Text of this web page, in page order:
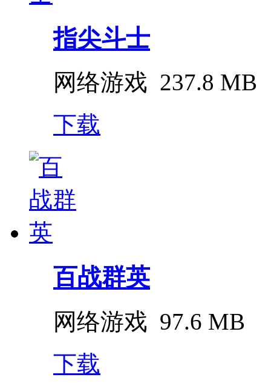
指尖斗士
网络游戏 237.8 MB
下载
百战群英
网络游戏 97.6 MB
下载